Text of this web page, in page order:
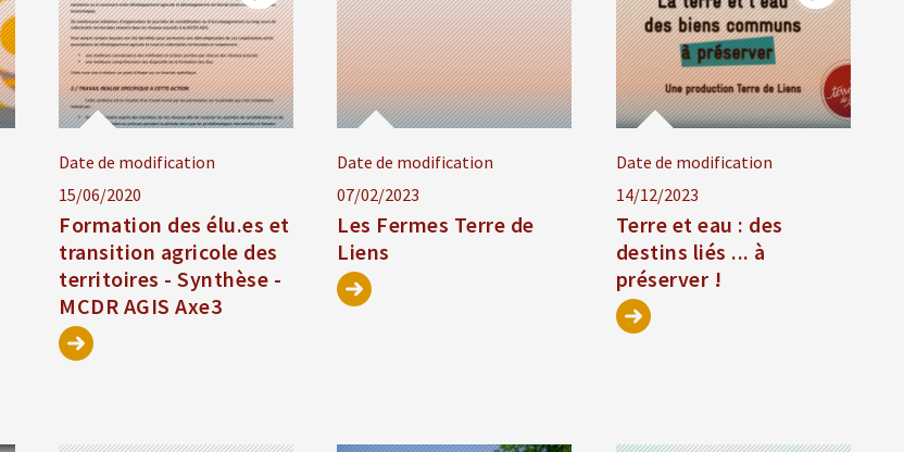
Date de modification
15/06/2020
Formation des élu.es et
transition agricole des
territoires - Synthèse -
MCDR AGIS Axe3
Date de modification
07/02/2023
Les Fermes Terre de
Liens
Date de modification
14/12/2023
Terre et eau : des
destins liés ... à
préserver !